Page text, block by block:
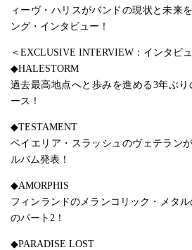
ィーヴ・ハリスがバンドの現状と未来
ング・インタビュー！
＜EXCLUSIVE INTERVIEW：インタビ
◆HALESTORM
過去最高地点へと歩みを進める3年ぶり
ース！
◆TESTAMENT
ベイエリア・スラッシュのヴェテラン
ルバム発表！
◆AMORPHIS
フィンランドのメランコリック・メタ
のパート2！
◆PARADISE LOST